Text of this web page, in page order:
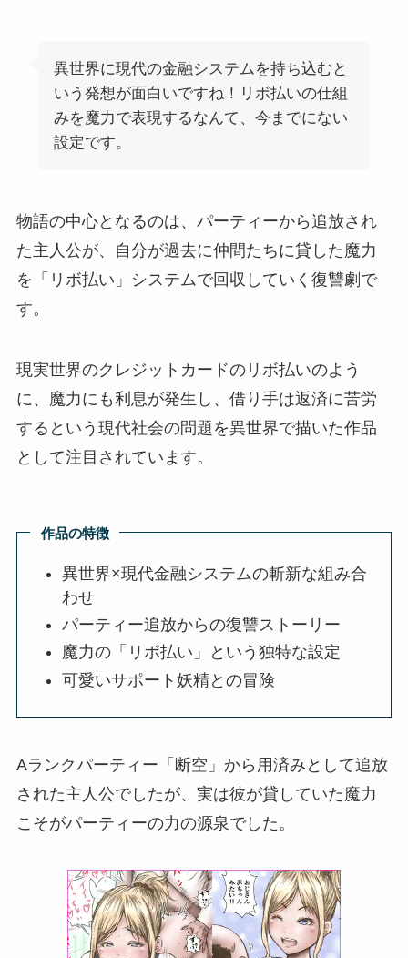
異世界に現代の金融システムを持ち込むと
いう発想が面白いですね！リボ払いの仕組
みを魔力で表現するなんて、今までにない
設定です。
物語の中心となるのは、パーティーから追放され
た主人公が、自分が過去に仲間たちに貸した魔力
を「リボ払い」システムで回収していく復讐劇で
す。
現実世界のクレジットカードのリボ払いのよう
に、魔力にも利息が発生し、借り手は返済に苦労
するという現代社会の問題を異世界で描いた作品
として注目されています。
作品の特徴
異世界×現代金融システムの斬新な組み合
わせ
パーティー追放からの復讐ストーリー
魔力の「リボ払い」という独特な設定
可愛いサポート妖精との冒険
Aランクパーティー「断空」から用済みとして追放
された主人公でしたが、実は彼が貸していた魔力
こそがパーティーの力の源泉でした。